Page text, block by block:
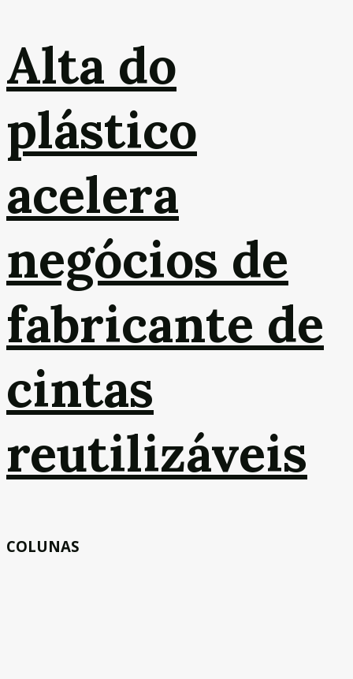
Alta do
plástico
acelera
negócios de
fabricante de
cintas
reutilizáveis
COLUNAS